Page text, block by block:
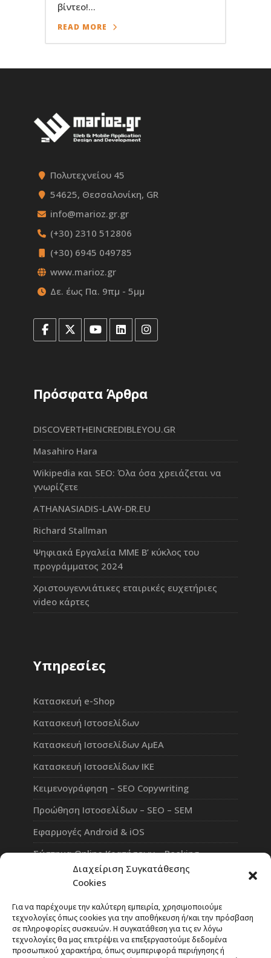
Διαχείριση Συγκατάθεσης
Cookies
Για να παρέχουμε την καλύτερη εμπειρία, χρησιμοποιούμε
τεχνολογίες όπως cookies για την αποθήκευση ή/και την πρόσβαση
σε πληροφορίες συσκευών. Η συγκατάθεση για τις εν λόγω
τεχνολογίες θα μας επιτρέψει να επεξεργαστούμε δεδομένα
προσωπικού χαρακτήρα, όπως συμπεριφορά περιήγησης ή
βίντεο!...
READ MORE
Πολυτεχνείου 45
54625, Θεσσαλονίκη, GR
info@marioz.gr.gr
(+30) 2310 512806
(+30) 6945 049785
www.marioz.gr
Δε. έως Πα. 9πμ - 5μμ
Πρόσφατα Άρθρα
DISCOVERTHEINCREDIBLEYOU.GR
Masahiro Hara
Wikipedia και SEO: Όλα όσα χρειάζεται να
γνωρίζετε
ATHANASIADIS-LAW-DR.EU
Richard Stallman
Ψηφιακά Εργαλεία ΜΜΕ Β’ κύκλος του
προγράμματος 2024
Χριστουγεννιάτικες εταιρικές ευχετήριες
video κάρτες
Υπηρεσίες
Κατασκευή e-Shop
Κατασκευή Ιστοσελίδων
Κατασκευή Ιστοσελίδων ΑμΕΑ
Κατασκευή Ιστοσελίδων ΙΚΕ
Κειμενογράφηση – SEO Copywriting
Προώθηση Ιστοσελίδων – SEO – SEM
Εφαρμογές Android & iOS
Σύστημα Online Κρατήσεων – Booking
Πλατφόρμα Τηλεκπαίδευσης eLearning